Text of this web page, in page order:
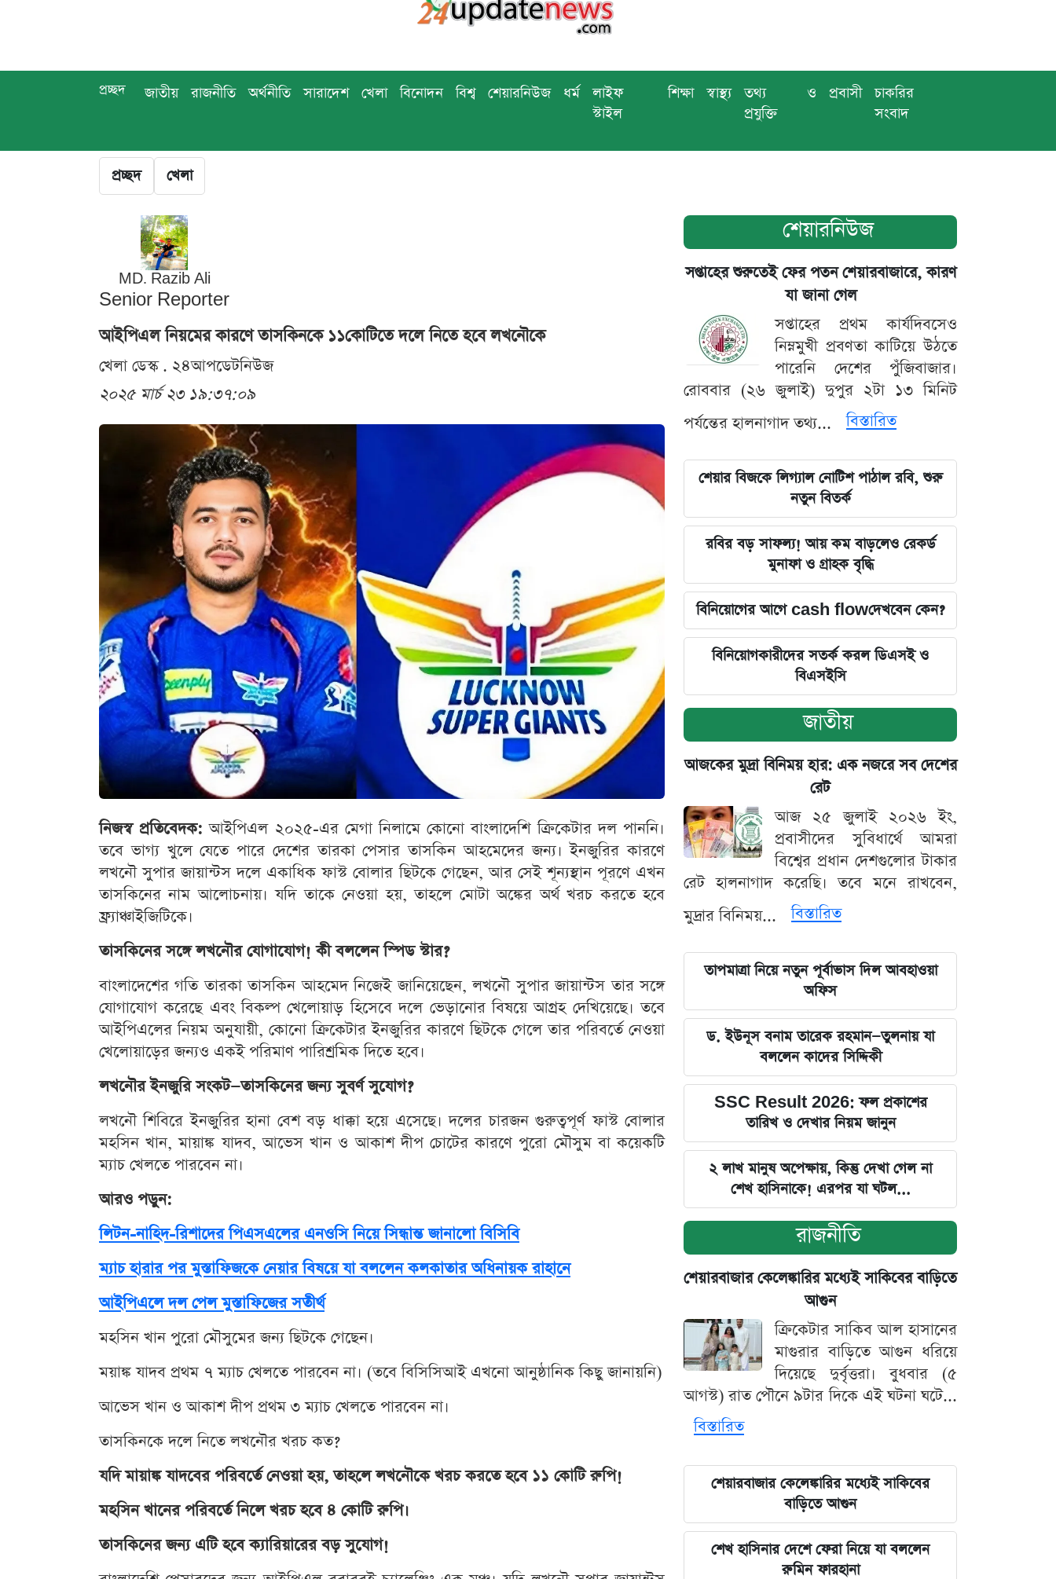
প্রচ্ছদ জাতীয় রাজনীতি অর্থনীতি সারাদেশ খেলা বিনোদন বিশ্ব শেয়ারনিউজ ধর্ম
লাইফ
স্টাইল
শিক্ষা স্বাস্থ্য
তথ্য ও
প্রযুক্তি
প্রবাসী
চাকরির
সংবাদ
প্রচ্ছদ খেলা
MD. Razib Ali
Senior Reporter
আইপিএল নিয়মের কারণে তাসকিনকে ১১কোটিতে দলে নিতে হবে লখনৌকে
খেলা ডেস্ক . ২৪আপডেটনিউজ
২০২৫ মার্চ ২৩ ১৯:৩৭:০৯
নিজস্ব প্রতিবেদক: আইপিএল ২০২৫-এর মেগা নিলামে কোনো বাংলাদেশি ক্রিকেটার দল পাননি।
তবে ভাগ্য খুলে যেতে পারে দেশের তারকা পেসার তাসকিন আহমেদের জন্য। ইনজুরির কারণে
লখনৌ সুপার জায়ান্টস দলে একাধিক ফাস্ট বোলার ছিটকে গেছেন, আর সেই শূন্যস্থান পূরণে এখন
তাসকিনের নাম আলোচনায়। যদি তাকে নেওয়া হয়, তাহলে মোটা অঙ্কের অর্থ খরচ করতে হবে
ফ্র্যাঞ্চাইজিটিকে।
তাসকিনের সঙ্গে লখনৌর যোগাযোগ! কী বললেন স্পিড স্টার?
বাংলাদেশের গতি তারকা তাসকিন আহমেদ নিজেই জানিয়েছেন, লখনৌ সুপার জায়ান্টস তার সঙ্গে
যোগাযোগ করেছে এবং বিকল্প খেলোয়াড় হিসেবে দলে ভেড়ানোর বিষয়ে আগ্রহ দেখিয়েছে। তবে
আইপিএলের নিয়ম অনুযায়ী, কোনো ক্রিকেটার ইনজুরির কারণে ছিটকে গেলে তার পরিবর্তে নেওয়া
খেলোয়াড়ের জন্যও একই পরিমাণ পারিশ্রমিক দিতে হবে।
লখনৌর ইনজুরি সংকট—তাসকিনের জন্য সুবর্ণ সুযোগ?
লখনৌ শিবিরে ইনজুরির হানা বেশ বড় ধাক্কা হয়ে এসেছে। দলের চারজন গুরুত্বপূর্ণ ফাস্ট বোলার
মহসিন খান, মায়াঙ্ক যাদব, আভেস খান ও আকাশ দীপ চোটের কারণে পুরো মৌসুম বা কয়েকটি
ম্যাচ খেলতে পারবেন না।
আরও পড়ুন:
লিটন-নাহিদ-রিশাদের পিএসএলের এনওসি নিয়ে সিন্ধান্ত জানালো বিসিবি
ম্যাচ হারার পর মুস্তাফিজকে নেয়ার বিষয়ে যা বললেন কলকাতার অধিনায়ক রাহানে
আইপিএলে দল পেল মুস্তাফিজের সতীর্থ
মহসিন খান পুরো মৌসুমের জন্য ছিটকে গেছেন।
ময়াঙ্ক যাদব প্রথম ৭ ম্যাচ খেলতে পারবেন না। (তবে বিসিসিআই এখনো আনুষ্ঠানিক কিছু জানায়নি)
আভেস খান ও আকাশ দীপ প্রথম ৩ ম্যাচ খেলতে পারবেন না।
তাসকিনকে দলে নিতে লখনৌর খরচ কত?
যদি মায়াঙ্ক যাদবের পরিবর্তে নেওয়া হয়, তাহলে লখনৌকে খরচ করতে হবে ১১ কোটি রুপি!
মহসিন খানের পরিবর্তে নিলে খরচ হবে ৪ কোটি রুপি।
তাসকিনের জন্য এটি হবে ক্যারিয়ারের বড় সুযোগ!
শেয়ারনিউজ
সপ্তাহের শুরুতেই ফের পতন শেয়ারবাজারে, কারণ
যা জানা গেল
সপ্তাহের প্রথম কার্যদিবসেও
নিম্নমুখী প্রবণতা কাটিয়ে উঠতে
পারেনি দেশের পুঁজিবাজার।
রোববার (২৬ জুলাই) দুপুর ২টা ১৩ মিনিট
পর্যন্তের হালনাগাদ তথ্য...
বিস্তারিত
শেয়ার বিজকে লিগ্যাল নোটিশ পাঠাল রবি, শুরু
নতুন বিতর্ক
রবির বড় সাফল্য! আয় কম বাড়লেও রেকর্ড
মুনাফা ও গ্রাহক বৃদ্ধি
বিনিয়োগের আগে cash flowদেখবেন কেন?
বিনিয়োগকারীদের সতর্ক করল ডিএসই ও
বিএসইসি
জাতীয়
আজকের মুদ্রা বিনিময় হার: এক নজরে সব দেশের
রেট
আজ ২৫ জুলাই ২০২৬ ইং,
প্রবাসীদের সুবিধার্থে আমরা
বিশ্বের প্রধান দেশগুলোর টাকার
রেট হালনাগাদ করেছি। তবে মনে রাখবেন,
মুদ্রার বিনিময়...
বিস্তারিত
তাপমাত্রা নিয়ে নতুন পূর্বাভাস দিল আবহাওয়া
অফিস
ড. ইউনূস বনাম তারেক রহমান—তুলনায় যা
বললেন কাদের সিদ্দিকী
SSC Result 2026: ফল প্রকাশের
তারিখ ও দেখার নিয়ম জানুন
২ লাখ মানুষ অপেক্ষায়, কিন্তু দেখা গেল না
শেখ হাসিনাকে! এরপর যা ঘটল...
রাজনীতি
শেয়ারবাজার কেলেঙ্কারির মধ্যেই সাকিবের বাড়িতে
আগুন
ক্রিকেটার সাকিব আল হাসানের
মাগুরার বাড়িতে আগুন ধরিয়ে
দিয়েছে দুর্বৃত্তরা। বুধবার (৫
আগস্ট) রাত পৌনে ৯টার দিকে এই ঘটনা ঘটে...
বিস্তারিত
শেয়ারবাজার কেলেঙ্কারির মধ্যেই সাকিবের
বাড়িতে আগুন
শেখ হাসিনার দেশে ফেরা নিয়ে যা বললেন
রুমিন ফারহানা